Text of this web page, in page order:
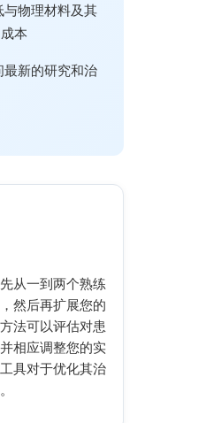
与物理材料及其
本
最新的研究和治
从一到两个熟练
然后再扩展您的
法可以评估对患
相应调整您的实
具对于优化其治